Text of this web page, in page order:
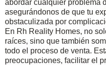
abordar cualquier problema
asegurándonos de que tu
obstaculizada por
En Rh Reality Homes, no
raíces, sino que también
todo el proceso de venta.
preocupaciones, facilitar el